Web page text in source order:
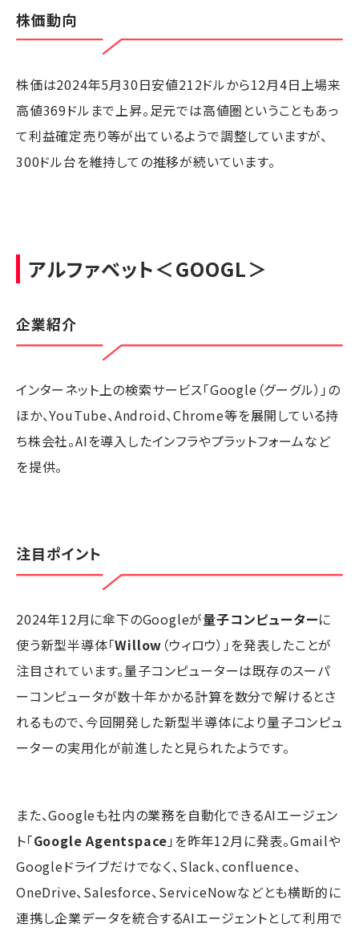
株価動向
株価は2024年5月30日安値212ドルから12月4日上場来
高値369ドルまで上昇。足元では高値圏ということもあっ
て利益確定売り等が出ているようで調整していますが、
300ドル台を維持しての推移が続いています。
アルファベット＜GOOGL＞
企業紹介
インターネット上の検索サービス「Google（グーグル）」の
ほか、YouTube、Android、Chrome等を展開している持
ち株会社。AIを導入したインフラやプラットフォームなど
を提供。
注目ポイント
2024年12月に傘下のGoogleが量子コンピューターに
使う新型半導体「Willow （ウィロウ）」を発表したことが
注目されています。量子コンピューターは既存のスーパ
ーコンピュータが数十年かかる計算を数分で解けるとさ
れるもので、今回開発した新型半導体により量子コンピュ
ーターの実用化が前進したと見られたようです。
また、Googleも社内の業務を自動化できるAIエージェン
ト「Google Agentspace 」を昨年12月に発表。Gmailや
Googleドライブだけでなく、Slack、confluence、
OneDrive、Salesforce、ServiceNowなどとも横断的に
連携し企業データを統合するAIエージェントとして利用で